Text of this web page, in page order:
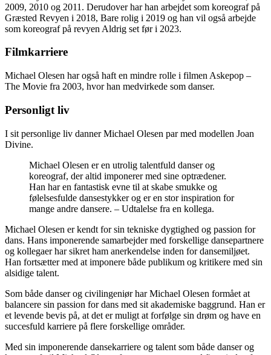
2009, 2010 og 2011. Derudover har han arbejdet som koreograf på
Græsted Revyen i 2018, Bare rolig i 2019 og han vil også arbejde
som koreograf på revyen Aldrig set før i 2023.
Filmkarriere
Michael Olesen har også haft en mindre rolle i filmen Askepop –
The Movie fra 2003, hvor han medvirkede som danser.
Personligt liv
I sit personlige liv danner Michael Olesen par med modellen Joan
Divine.
Michael Olesen er en utrolig talentfuld danser og
koreograf, der altid imponerer med sine optrædener.
Han har en fantastisk evne til at skabe smukke og
følelsesfulde dansestykker og er en stor inspiration for
mange andre dansere. – Udtalelse fra en kollega.
Michael Olesen er kendt for sin tekniske dygtighed og passion for
dans. Hans imponerende samarbejder med forskellige dansepartnere
og kollegaer har sikret ham anerkendelse inden for dansemiljøet.
Han fortsætter med at imponere både publikum og kritikere med sin
alsidige talent.
Som både danser og civilingeniør har Michael Olesen formået at
balancere sin passion for dans med sit akademiske baggrund. Han er
et levende bevis på, at det er muligt at forfølge sin drøm og have en
succesfuld karriere på flere forskellige områder.
Med sin imponerende dansekarriere og talent som både danser og